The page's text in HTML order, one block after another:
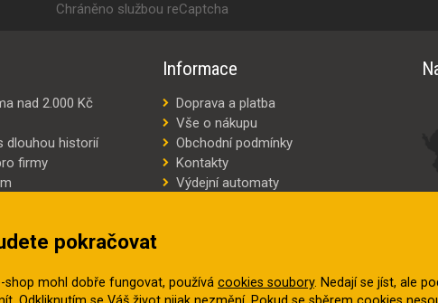
Chráněno službou reCaptcha
nad 2.000 Kč
dlouhou historií
firmy
Informace
Doprava a platba
Vše o nákupu
Obchodní podmínky
Kontakty
Výdejní automaty
pokračovat
shop mohl dobře fungovat, používá cookies soubory. Nedají se jíst, ale